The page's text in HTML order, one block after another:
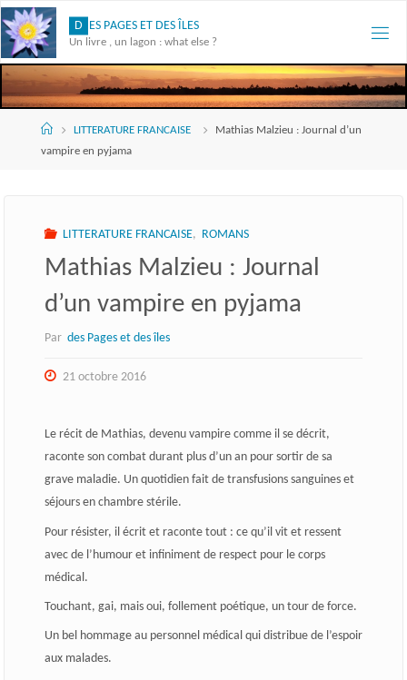
Skip
to
content
D ES PAGES ET DES ÎLES
Un livre , un lagon : what else ?
AccueilLITTERATURE FRANCAISE
Mathias Malzieu : Journal d’un
vampire en pyjama
LITTERATURE FRANCAISE, ROMANS
Mathias Malzieu : Journal
d’un vampire en pyjama
Par des Pages et des îles
21 octobre 2016
Le récit de Mathias, devenu vampire comme il se décrit,
raconte son combat durant plus d’un an pour sortir de sa
grave maladie. Un quotidien fait de transfusions sanguines et
séjours en chambre stérile.
Pour résister, il écrit et raconte tout : ce qu’il vit et ressent
avec de l’humour et infiniment de respect pour le corps
médical.
Touchant, gai, mais oui, follement poétique, un tour de force.
Un bel hommage au personnel médical qui distribue de l’espoir
aux malades.